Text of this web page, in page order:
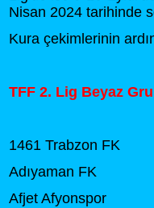
Nisan 2024 tarihinde
Kura çekimlerinin
TFF 2. Lig Beyaz
1461 Trabzon FK
Adıyaman FK
Afjet Afyonspor